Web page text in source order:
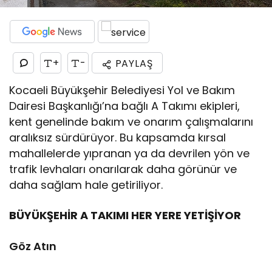
+ - PAYLAŞ
Kocaeli Büyükşehir Belediyesi Yol ve Bakım
Dairesi Başkanlığı’na bağlı A Takımı ekipleri,
kent genelinde bakım ve onarım çalışmalarını
aralıksız sürdürüyor. Bu kapsamda kırsal
mahallelerde yıpranan ya da devrilen yön ve
trafik levhaları onarılarak daha görünür ve
daha sağlam hale getiriliyor.
BÜYÜKŞEHİR A TAKIMI HER YERE YETİŞİYOR
Göz Atın